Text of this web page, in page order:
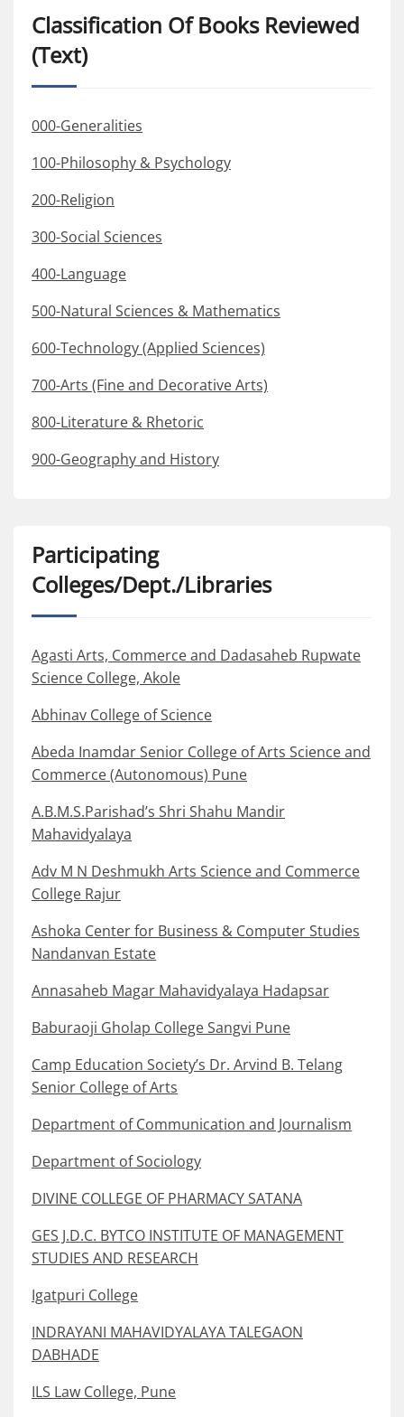
Classification Of Books Reviewed
(Text)
000-Generalities
100-Philosophy & Psychology
200-Religion
300-Social Sciences
400-Language
500-Natural Sciences & Mathematics
600-Technology (Applied Sciences)
700-Arts (Fine and Decorative Arts)
800-Literature & Rhetoric
900-Geography and History
Participating
Colleges/Dept./Libraries
Agasti Arts, Commerce and Dadasaheb Rupwate
Science College, Akole
Abhinav College of Science
Abeda Inamdar Senior College of Arts Science and
Commerce (Autonomous) Pune
A.B.M.S.Parishad’s Shri Shahu Mandir
Mahavidyalaya
Adv M N Deshmukh Arts Science and Commerce
College Rajur
Ashoka Center for Business & Computer Studies
Nandanvan Estate
Annasaheb Magar Mahavidyalaya Hadapsar
Baburaoji Gholap College Sangvi Pune
Camp Education Society’s Dr. Arvind B. Telang
Senior College of Arts
Department of Communication and Journalism
Department of Sociology
DIVINE COLLEGE OF PHARMACY SATANA
GES J.D.C. BYTCO INSTITUTE OF MANAGEMENT
STUDIES AND RESEARCH
Igatpuri College
INDRAYANI MAHAVIDYALAYA TALEGAON
DABHADE
ILS Law College, Pune